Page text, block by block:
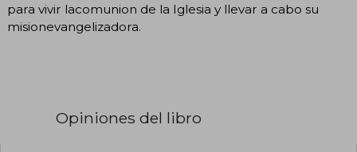
para vivir lacomunion de la Iglesia y llevar a cabo su
misionevangelizadora.
Opiniones del libro